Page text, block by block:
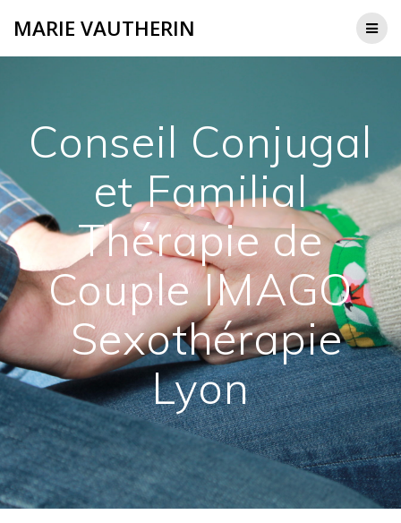
MARIE VAUTHERIN
Conseil Conjugal
et Familial
Thérapie de
Couple IMAGO
Sexothérapie
Lyon